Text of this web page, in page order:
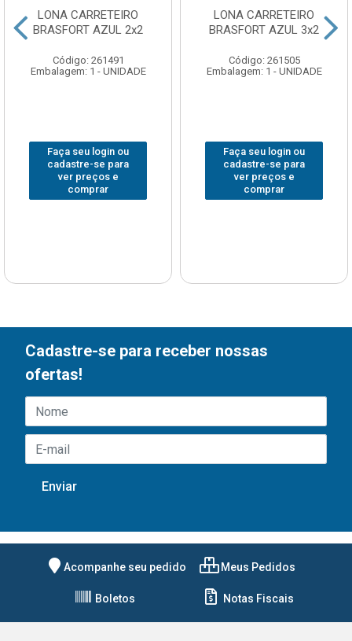
LONA CARRETEIRO
BRASFORT AZUL 2x2
Código: 261491
Embalagem: 1 - UNIDADE
Faça seu login ou
cadastre-se para
ver preços e
comprar
LONA CARRETEIRO
BRASFORT AZUL 3x2
Código: 261505
Embalagem: 1 - UNIDADE
Faça seu login ou
cadastre-se para
ver preços e
comprar
Cadastre-se para receber nossas
ofertas!
Acompanhe seu pedido Meus Pedidos
Boletos Notas Fiscais